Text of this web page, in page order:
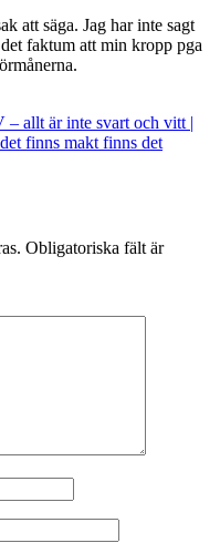
att säga. Jag har inte sagt
faktum att min kropp pga
allt är inte svart och vitt |
finns makt finns det
Obligatoriska fält är